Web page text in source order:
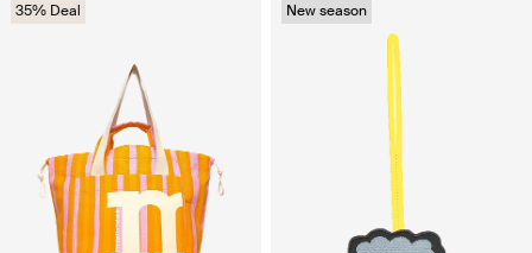
35% Deal New season